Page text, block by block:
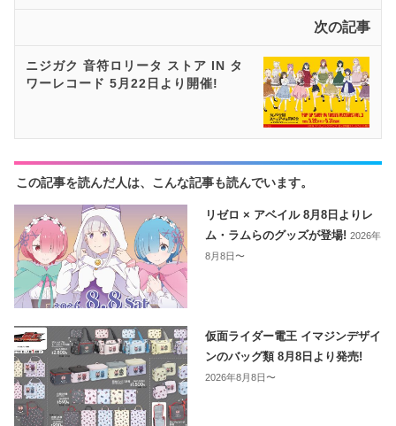
次の記事
ニジガク 音符ロリータ ストア IN タ
ワーレコード 5月22日より開催!
この記事を読んだ人は、こんな記事も読んでいます。
リゼロ × アベイル 8月8日よりレ
ム・ラムらのグッズが登場!2026年
8月8日〜
仮面ライダー電王 イマジンデザイ
ンのバッグ類 8月8日より発売!
2026年8月8日〜